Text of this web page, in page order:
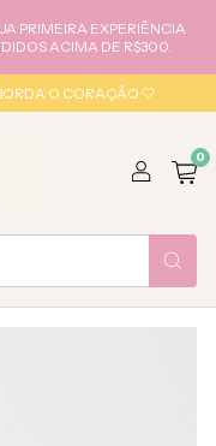
PRIMEIRA EXPERIÊNCIA
ACIMA DE R$300.
O CORAÇÃO 🤍
0